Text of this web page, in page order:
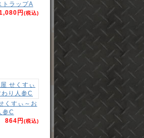
トラップA
円(税込)
くすぃ～お
参C
864円(税込)